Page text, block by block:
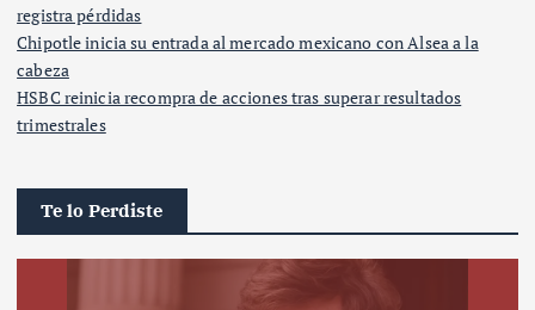
registra pérdidas
Chipotle inicia su entrada al mercado mexicano con Alsea a la
cabeza
HSBC reinicia recompra de acciones tras superar resultados
trimestrales
Te lo Perdiste